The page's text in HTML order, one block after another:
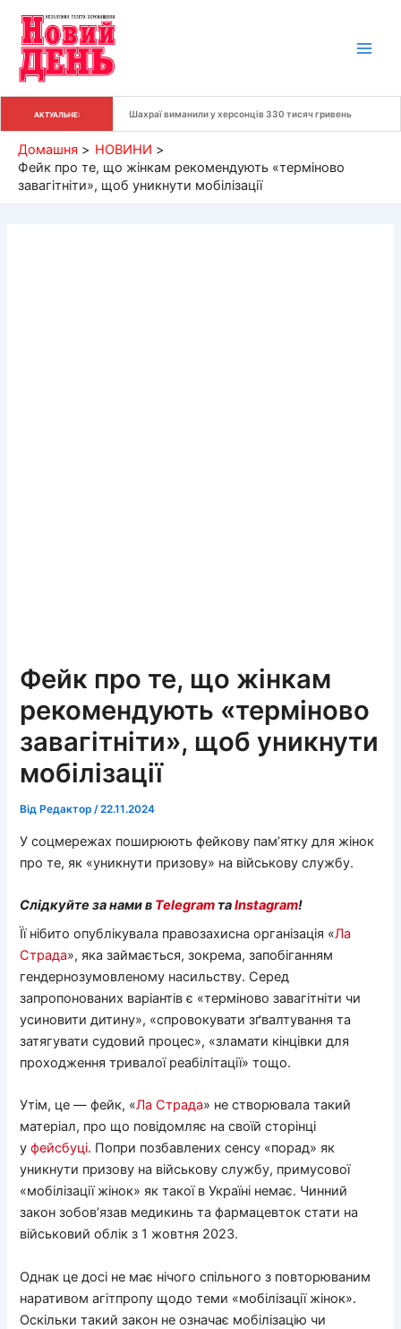
вмісту
АКТУАЛЬНЕ: Шахраї виманили у херсонців 330 тисяч гривень
Домашня
НОВИНИ
Фейк про те, що жінкам рекомендують «терміново
завагітніти», щоб уникнути мобілізації
Фейк про те, що жінкам
рекомендують «терміново
завагітніти», щоб уникнути
мобілізації
Від Редактор/22.11.2024
У соцмережах поширюють фейкову пам’ятку для жінок
про те, як «уникнути призову» на військову службу.
Слідкуйте за нами в Telegram таInstagram!
Її нібито опублікувала правозахисна організація «Ла
Страда», яка займається, зокрема, запобіганням
гендернозумовленому насильству. Серед
запропонованих варіантів є «терміново завагітніти чи
усиновити дитину», «спровокувати зґвалтування та
затягувати судовий процес», «зламати кінцівки для
проходження тривалої реабілітації» тощо.
Утім, це — фейк, «Ла Страда» не створювала такий
матеріал, про що повідомляє на своїй сторінці
уфейсбуці. Попри позбавлених сенсу «порад» як
уникнути призову на військову службу, примусової
«мобілізації жінок» як такої в Україні немає. Чинний
закон зобов’язав медикинь та фармацевток стати на
військовий облік з 1 жовтня 2023.
Однак це досі не має нічого спільного з повторюваним
наративом агітпропу щодо теми «мобілізації жінок».
Оскільки такий закон не означає мобілізацію чи